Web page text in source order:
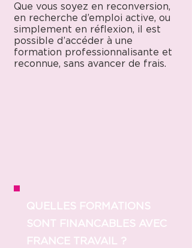
Que vous soyez en reconversion,
en recherche d’emploi active, ou
simplement en réflexion, il est
possible d’accéder à une
formation professionnalisante et
reconnue, sans avancer de frais.
QUELLES FORMATIONS
SONT FINANCABLES AVEC
FRANCE TRAVAIL ?